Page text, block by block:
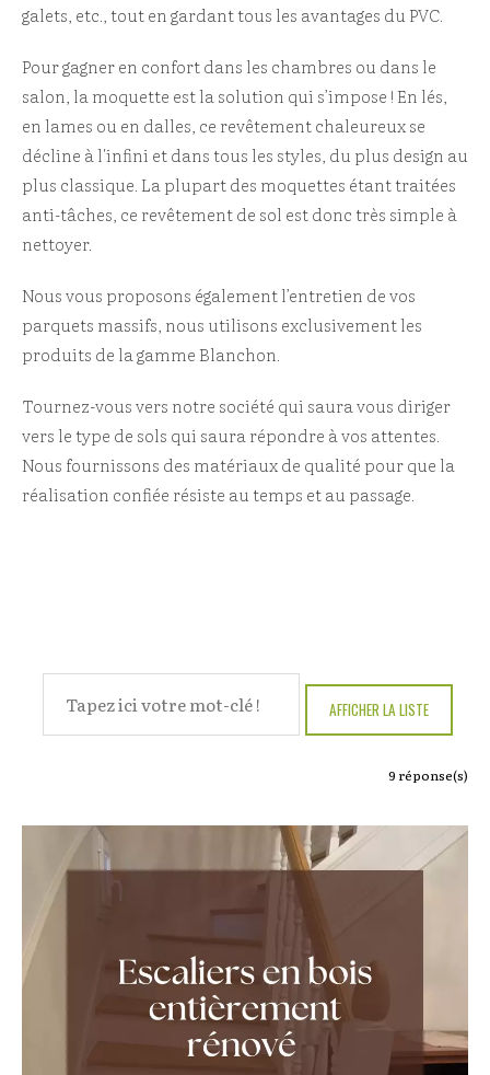
galets, etc., tout en gardant tous les avantages du PVC.
Pour gagner en confort dans les chambres ou dans le
salon, la moquette est la solution qui s’impose ! En lés,
en lames ou en dalles, ce revêtement chaleureux se
décline à l'infini et dans tous les styles, du plus design au
plus classique. La plupart des moquettes étant traitées
anti-tâches, ce revêtement de sol est donc très simple à
nettoyer.
Nous vous proposons également l’entretien de vos
parquets massifs, nous utilisons exclusivement les
produits de la gamme Blanchon.
Tournez-vous vers notre société qui saura vous diriger
vers le type de sols qui saura répondre à vos attentes.
Nous fournissons des matériaux de qualité pour que la
réalisation confiée résiste au temps et au passage.
9réponse(s)